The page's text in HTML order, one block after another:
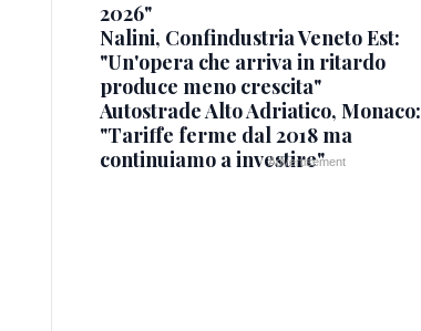
2026"
Nalini, Confindustria Veneto Est:
"Un'opera che arriva in ritardo
produce meno crescita"
Autostrade Alto Adriatico, Monaco:
"Tariffe ferme dal 2018 ma
continuiamo a investire"